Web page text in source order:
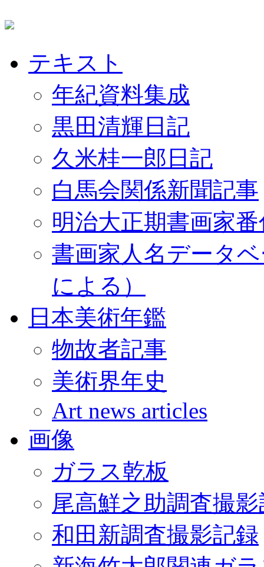
テキスト
年紀資料集成
黒田清輝日記
久米桂一郎日記
白馬会関係新聞記事
明治大正期書画家
書画家人名データ
による）
日本美術年鑑
物故者記事
美術界年史
Art news articles
画像
ガラス乾板
尾高鮮之助調査撮
和田新調査撮影記録